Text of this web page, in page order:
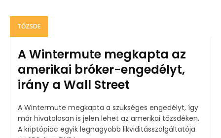
TŐZSDE
A Wintermute megkapta az
amerikai bróker-engedélyt,
irány a Wall Street
A Wintermute megkapta a szükséges engedélyt, így
már hivatalosan is jelen lehet az amerikai tőzsdéken.
A kriptópiac egyik legnagyobb likviditásszolgáltatója